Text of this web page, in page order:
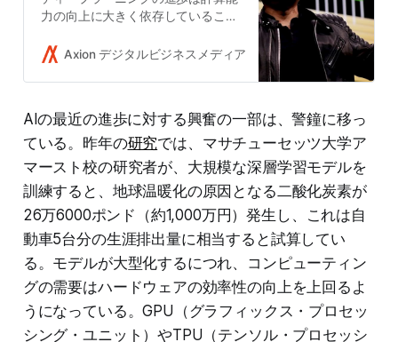
力の向上に大きく依存していること
ると、現在の路線での進歩は急速に
能になる可能性がある。継続的な進
が必要となり、ディープラーニング
の改善、他の機械学習方法への移行
からもたらされる。
Axion デジタルビジネスメディア Takushi Yoshida
AIの最近の進歩に対する興奮の一部は、警鐘に移っ
ている。昨年の研究では、マサチューセッツ大学ア
マースト校の研究者が、大規模な深層学習モデルを
訓練すると、地球温暖化の原因となる二酸化炭素が
26万6000ポンド（約1,000万円）発生し、これは自
動車5台分の生涯排出量に相当すると試算してい
る。モデルが大型化するにつれ、コンピューティン
グの需要はハードウェアの効率性の向上を上回るよ
うになっている。GPU（グラフィックス・プロセッ
シング・ユニット）やTPU（テンソル・プロセッシ